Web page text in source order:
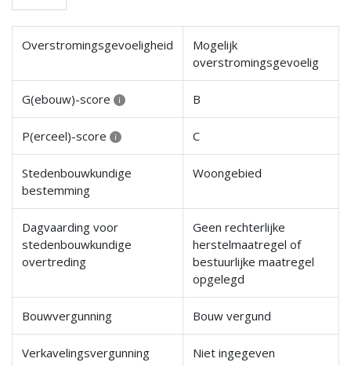
Overstromingsgevoeligheid
Mogelijk
overstromingsgevoelig
G(ebouw)-score B
P(erceel)-score C
Stedenbouwkundige
bestemming
Woongebied
Dagvaarding voor
stedenbouwkundige
overtreding
Geen rechterlijke
herstelmaatregel of
bestuurlijke maatregel
opgelegd
Bouwvergunning Bouw vergund
Verkavelingsvergunning Niet ingegeven